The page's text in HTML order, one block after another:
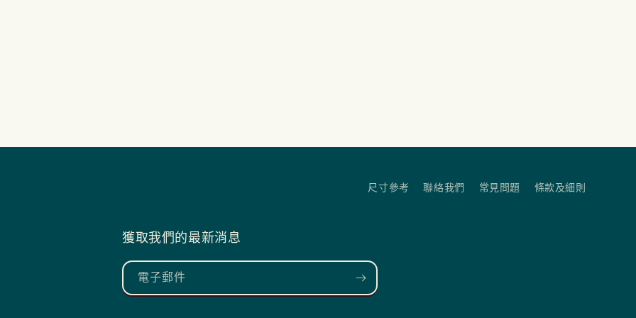
尺寸參考 聯絡我們 常見問題 條款及細則
獲取我們的最新消息
電子郵件